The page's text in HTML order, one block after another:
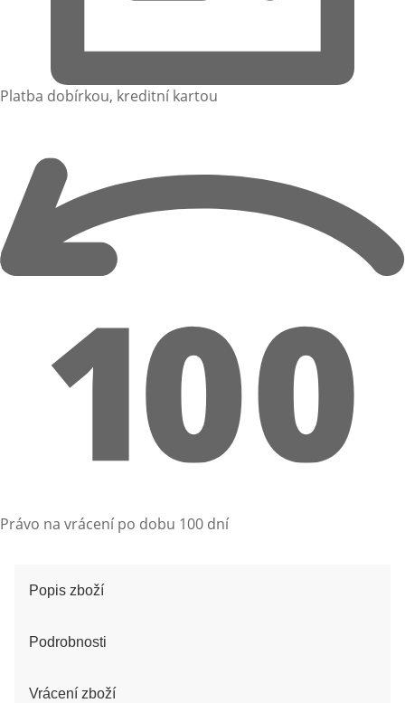
Platba dobírkou, kreditní kartou
Právo na vrácení po dobu 100 dní
Popis zboží
Podrobnosti
Vrácení zboží